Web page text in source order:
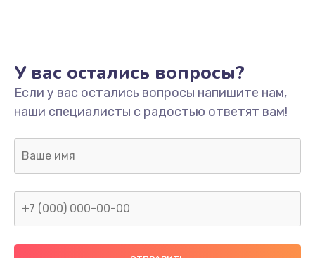
У вас остались вопросы?
Если у вас остались вопросы напишите нам,
наши специалисты с радостью ответят вам!